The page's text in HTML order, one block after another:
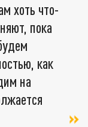
хоть что-
пока
как
на